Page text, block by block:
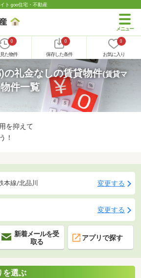
ト goo住宅・不動産
0
た物件
0
保存した条件
0
お気に入り
の礼金なしの賃貸物件(賃貸マ
物件一覧
を抑えて
！
本線/北品川 変更する
変更する
新着メールを受
取る
アプリで探す
を選ぶ